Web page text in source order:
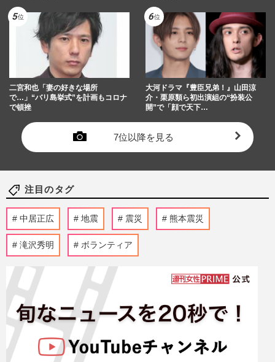
二宮和也「妻の好きな場所
で…」“バリ島挙式”を計画もコロナ
で頓挫
大河ドラマ『豊臣兄弟！』山田涼
介・栗原類ら初出演組の“扮装公
開”で「顔で天下…
7位以降を見る
注目のタグ
中居正広 地震 震災 熊本震災
滝沢秀明 ボランティア